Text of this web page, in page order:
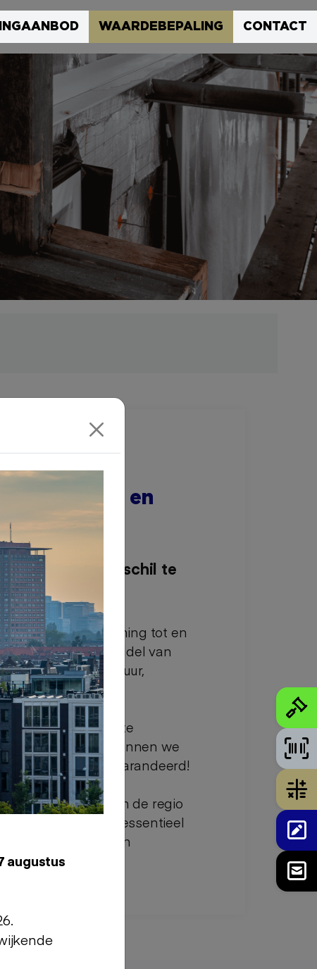
WAARDEBEPALING CONTACT
bouw en
project het verschil te
tot planvorming tot en
door middel van
eruit qua architectuur,
zelf te
te schakelen kunnen we
Succes gegarandeerd!
woningen in de regio
begeleiding is essentieel
onafhankelijk en
augustus